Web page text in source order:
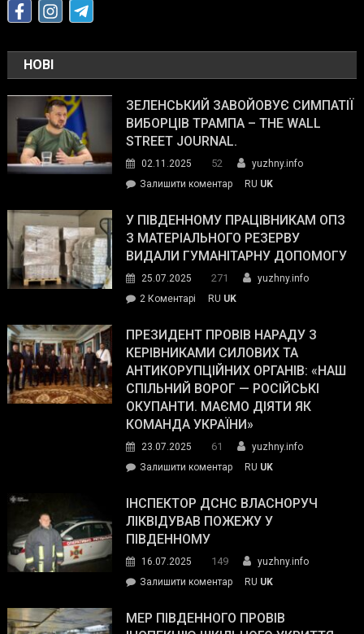
НОВІ
ЗЕЛЕНСЬКИЙ ЗАВОЙОВУЄ СИМПАТІЇ
ВИБОРЦІВ ТРАМПА – THE WALL
STREET JOURNAL.
02.11.2025 52
yuzhny.info
Залишити коментарon
завойовує
симпатії
виборців
The
Street
Journal.
RU UK
У ПІВДЕННОМУ ПРАЦІВНИКАМ ОПЗ
З МАТЕРІАЛЬНОГО РЕЗЕРВУ
ВИДАЛИ ГУМАНІТАРНУ ДОПОМОГУ
25.07.2025 271
yuzhny.info
2 Коментарі
Південному
працівникам
ОПЗ
з
матеріального
резерву
гуманітарну
допомогу
RU UK
ПРЕЗИДЕНТ ПРОВІВ НАРАДУ З
КЕРІВНИКАМИ СИЛОВИХ ТА
АНТИКОРУПЦІЙНИХ ОРГАНІВ: «НАШ
СПІЛЬНИЙ ВОРОГ — РОСІЙСЬКІ
ОКУПАНТИ. МАЄМО ДІЯТИ ЯК
КОМАНДА УКРАЇНИ»
23.07.2025 61
yuzhny.info
Залишити коментарon
провів
нараду
силових
та
органів:
RU UK
ІНСПЕКТОР ДСНС ВЛАСНОРУЧ
ЛІКВІДУВАВ ПОЖЕЖУ У
ПІВДЕННОМУ
16.07.2025 149
yuzhny.info
Залишити коментарon
ДСНС
RU UK
МЕР ПІВДЕННОГО ПРОВІВ